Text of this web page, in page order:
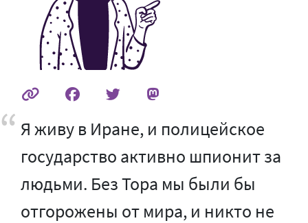
Я живу в Иране, и полицейское
государство активно шпионит за
людьми. Без Тора мы были бы
отгорожены от мира, и никто не